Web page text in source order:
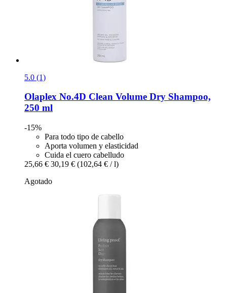
5.0 (1)
Olaplex No.4D Clean Volume Dry Shampoo,
250 ml
-15%
Para todo tipo de cabello
Aporta volumen y elasticidad
Cuida el cuero cabelludo
25,66 € 30,19 € (102,64 € / l)
Agotado